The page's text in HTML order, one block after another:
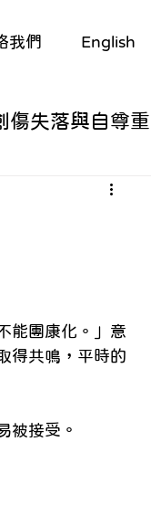
我們 English
傷失落與自尊
/劇集 生理與
能團康化。」意
得共鳴，平時的
被接受。